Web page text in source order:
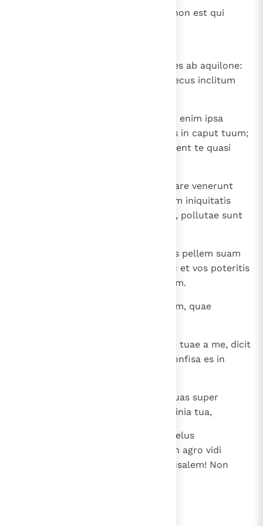
Civitates austri clausae sunt, et non est qui
Leva oculos tuos et vide venientes ab aquilone:
Ubi est grex, qui datus est tibi, pecus inclitum
Quid dices, cum visitaverit te? Tu enim ipsa
docuisti eos adversum te, amicos in caput tuum;
numquid non dolores apprehendent te quasi
Quod si dixeris in corde tuo: "Quare venerunt
mihi haec?". Propter multitudinem iniquitatis
tuae revelatae sunt laciniae tuae, pollutae sunt
Numquid mutare potest Aethiops pellem suam
aut pardus varietates suas? Tunc et vos poteritis
benefacere, cum didiceritis malum.
Et disseminabo eos quasi stipulam, quae
Haec sors tua parsque mensurae tuae a me, dicit
Dominus, quia oblita es mei et confisa es in
Unde et ego sublevabo lacinias tuas super
faciem tuam, et apparebit ignominia tua,
adulteria tua et hinnitus tuus, scelus
fornicationis tuae. Super colles in agro vidi
abominationes tuas. Vae tibi, Ierusalem! Non